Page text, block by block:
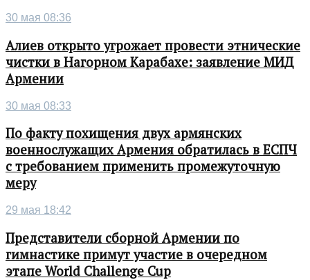
30 мая 08:36
Алиев открыто угрожает провести этнические
чистки в Нагорном Карабахе: заявление МИД
Армении
30 мая 08:33
По факту похищения двух армянских
военнослужащих Армения обратилась в ЕСПЧ
с требованием применить промежуточную
меру
29 мая 18:42
Представители сборной Армении по
гимнастике примут участие в очередном
этапе World Challenge Cup